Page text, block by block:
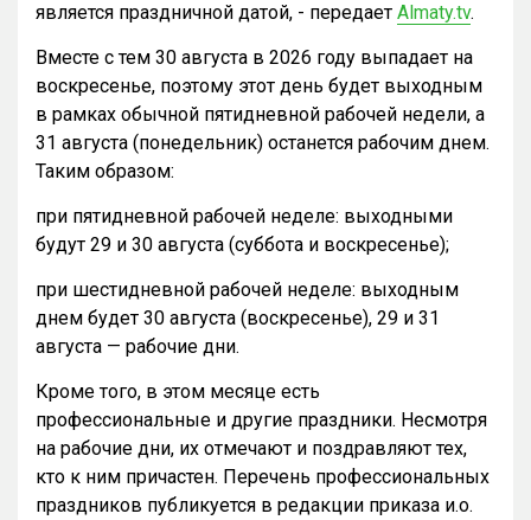
является праздничной датой, - передает Almaty.tv.
Вместе с тем 30 августа в 2026 году выпадает на
воскресенье, поэтому этот день будет выходным
в рамках обычной пятидневной рабочей недели, а
31 августа (понедельник) останется рабочим днем.
Таким образом:
при пятидневной рабочей неделе: выходными
будут 29 и 30 августа (суббота и воскресенье);
при шестидневной рабочей неделе: выходным
днем будет 30 августа (воскресенье), 29 и 31
августа — рабочие дни.
Кроме того, в этом месяце есть
профессиональные и другие праздники. Несмотря
на рабочие дни, их отмечают и поздравляют тех,
кто к ним причастен. Перечень профессиональных
праздников публикуется в редакции приказа и.о.